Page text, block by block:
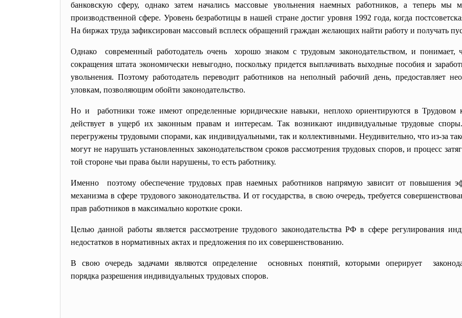
банковскую сферу, однако затем начались массовые увольнения наемных работников, а теперь мы
производственной сфере. Уровень безработицы в нашей стране достиг уровня 1992 года, когда
На биржах труда зафиксирован массовый всплеск обращений граждан желающих найти работу и получать
Однако современный работодатель очень хорошо знаком с трудовым законодательством, и понимает,
сокращения штата экономически невыгодно, поскольку придется выплачивать выходные пособия и
увольнения. Поэтому работодатель переводит работников на неполный рабочий день, предоставляет
уловкам, позволяющим обойти законодательство.
Но и работники тоже имеют определенные юридические навыки, неплохо ориентируются в Трудовом
действует в ущерб их законным правам и интересам. Так возникают индивидуальные трудовые
перегружены трудовыми спорами, как индивидуальными, так и коллективными. Неудивительно, что из-за
могут не нарушать установленных законодательством сроков рассмотрения трудовых споров, и процесс
той стороне чьи права были нарушены, то есть работнику.
Именно поэтому обеспечение трудовых прав наемных работников напрямую зависит от повышения
механизма в сфере трудового законодательства. И от государства, в свою очередь, требуется
прав работников в максимально короткие сроки.
Целью данной работы является рассмотрение трудового законодательства РФ в сфере регулирования
недостатков в нормативных актах и предложения по их совершенствованию.
В свою очередь задачами являются определение основных понятий, которыми оперирует
порядка разрешения индивидуальных трудовых споров.